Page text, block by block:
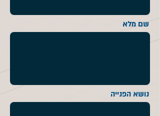
שם מלא
נושא הפנייה